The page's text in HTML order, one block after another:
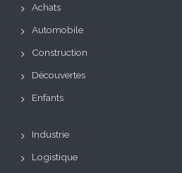
Achats
Automobile
Construction
Découvertes
Enfants
Industrie
Logistique